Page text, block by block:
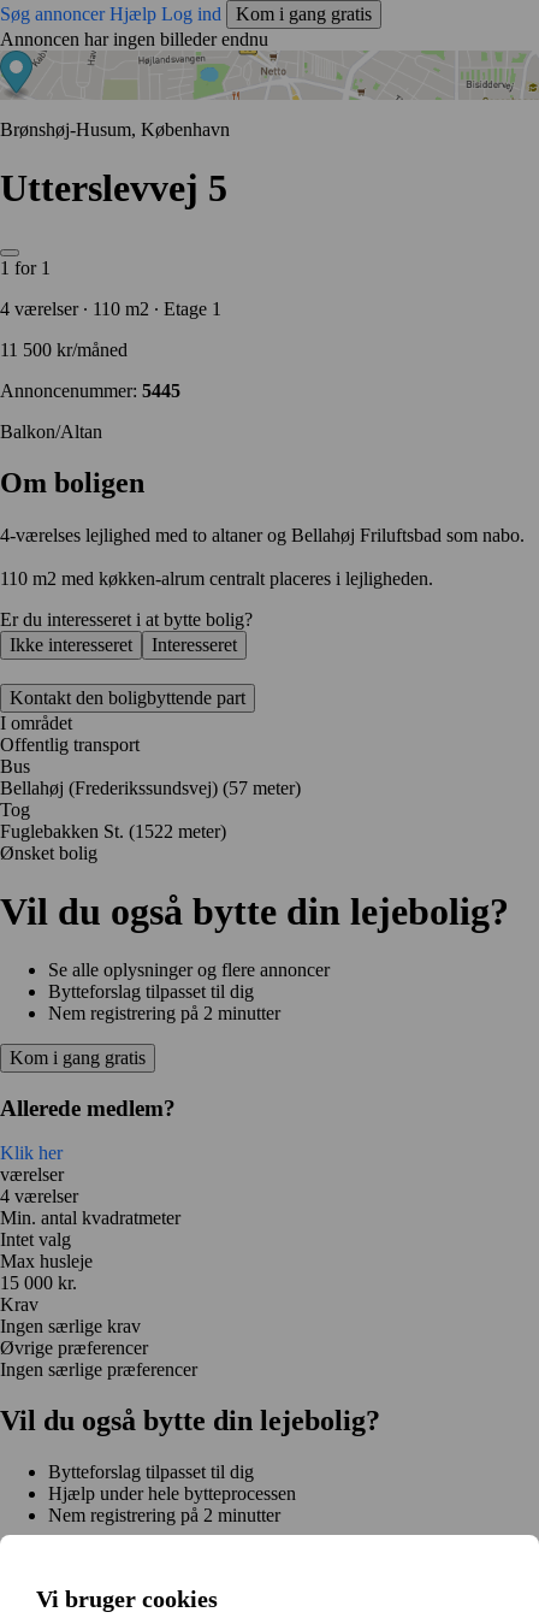
Søg annoncerHjælp Log ind
Kom i gang gratis
Annoncen har ingen billeder endnu
Brønshøj-Husum, København
Utterslevvej 5
1 for 1
4 værelser ∙ 110 m2 ∙ Etage 1
11 500 kr/måned
Annoncenummer: 5445
Balkon/Altan
Om boligen
4-værelses lejlighed med to altaner og Bellahøj Friluftsbad som nabo.
110 m2 med køkken-alrum centralt placeres i lejligheden.
Er du interesseret i at bytte bolig?
Ikke interesseret
Interesseret
Kontakt den boligbyttende part
I området
Offentlig transport
Bus
Bellahøj (Frederikssundsvej) (57 meter)
Tog
Fuglebakken St. (1522 meter)
Ønsket bolig
Vil du også bytte din lejebolig?
Se alle oplysninger og flere annoncer
Bytteforslag tilpasset til dig
Nem registrering på 2 minutter
Kom i gang gratis
Allerede medlem?
Klik her
værelser
4 værelser
Min. antal kvadratmeter
Intet valg
Max husleje
15 000 kr.
Krav
Ingen særlige krav
Øvrige præferencer
Ingen særlige præferencer
Vil du også bytte din lejebolig?
Bytteforslag tilpasset til dig
Hjælp under hele bytteprocessen
Nem registrering på 2 minutter
Kom i gang gratis Søg annoncer
Vi bruger cookies